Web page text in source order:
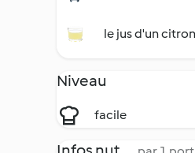
le jus d'un
Niveau
facile